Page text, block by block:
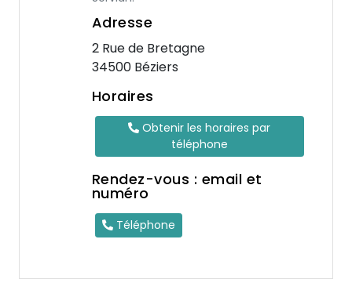
Adresse
2 Rue de Bretagne
34500 Béziers
Horaires
Obtenir les horaires par
téléphone
Rendez-vous : email et
numéro
Téléphone